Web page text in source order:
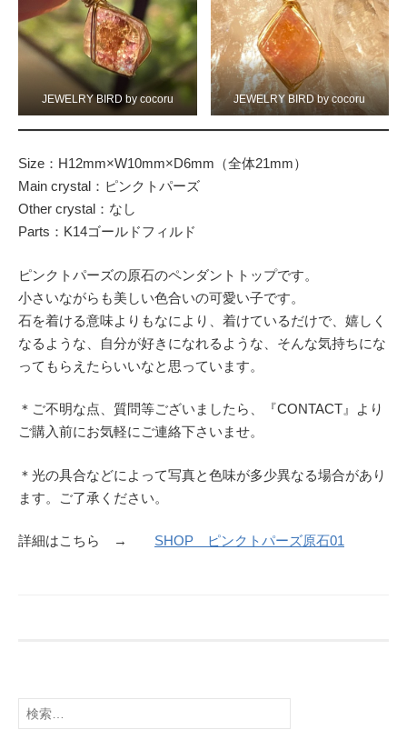
JEWELRY BIRD by cocoru JEWELRY BIRD by cocoru
Size：H12mm×W10mm×D6mm（全体21mm）
Main crystal：ピンクトパーズ
Other crystal：なし
Parts：K14ゴールドフィルド
ピンクトパーズの原石のペンダントトップです。
小さいながらも美しい色合いの可愛い子です。
石を着ける意味よりもなにより、着けているだけで、嬉しく
なるような、自分が好きになれるような、そんな気持ちにな
ってもらえたらいいなと思っています。
＊ご不明な点、質問等ございましたら、『CONTACT』より
ご購入前にお気軽にご連絡下さいませ。
＊光の具合などによって写真と色味が多少異なる場合があり
ます。ご了承ください。
詳細はこちら → SHOP ピンクトパーズ原石01
検
索: